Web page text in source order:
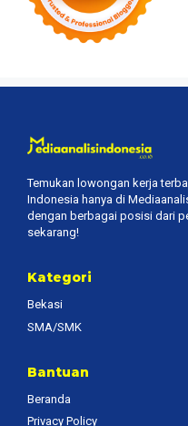
Temukan lowongan kerja
Indonesia hanya di
dengan berbagai posisi dari
sekarang!
Kategori
Bekasi
SMA/SMK
Bantuan
Beranda
Privacy Policy